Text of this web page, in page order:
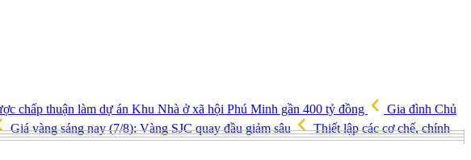
chấp thuận làm dự án Khu Nhà ở xã hội Phú Minh gần 400 tỷ đồng
Gia đình Chủ
Giá vàng sáng nay (7/8): Vàng SJC quay đầu giảm sâu
Thiết lập các cơ chế, chính